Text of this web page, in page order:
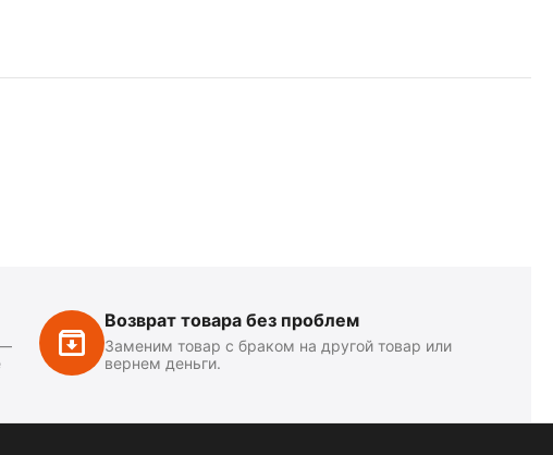
Возврат товара без проблем
Заменим товар с браком на другой товар или
вернем деньги.